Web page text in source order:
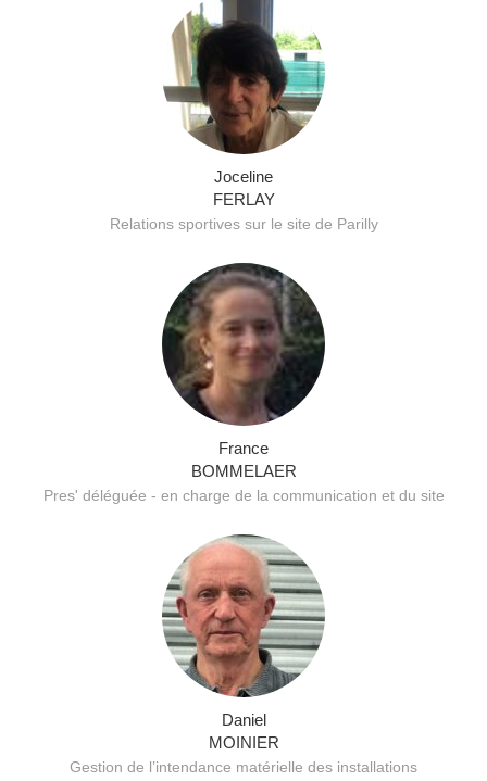
Joceline
FERLAY
Relations sportives sur le site de Parilly
France
BOMMELAER
Pres' déléguée - en charge de la communication et du site
Daniel
MOINIER
Gestion de l’intendance matérielle des installations